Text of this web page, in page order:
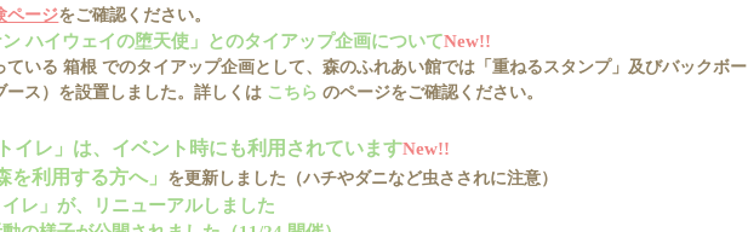
ページをご確認ください。
ン ハイウェイの堕天使」とのタイアップ企画についてNew!!
ている 箱根 でのタイアップ企画として、森のふれあい館では「重ねるスタンプ」及びバックボー
ース）を設置しました。詳しくは こちら のページをご確認ください。
イレ」は、イベント時にも利用されていますNew!!
を利用する方へ」 を更新しました（ハチやダニなど虫さされに注意）
レ」が、リニューアルしました